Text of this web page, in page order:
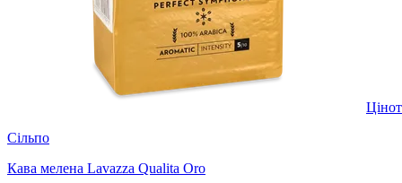
Сільпо
Кава мелена Lavazza Qualita Oro